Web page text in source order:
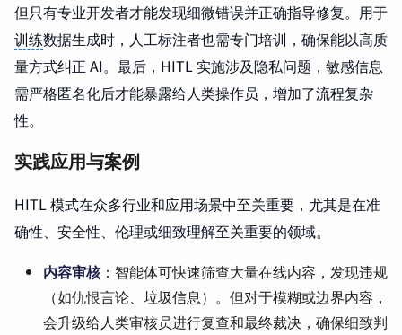
但只有专业开发者才能发现细微错误并正确指导修复。用于
训练数据生成时，人工标注者也需专门培训，确保能以高质
量方式纠正 AI。最后，HITL 实施涉及隐私问题，敏感信息
需严格匿名化后才能暴露给人类操作员，增加了流程复杂
性。
实践应用与案例
HITL 模式在众多行业和应用场景中至关重要，尤其是在准
确性、安全性、伦理或细致理解至关重要的领域。
内容审核：智能体可快速筛查大量在线内容，发现违规
（如仇恨言论、垃圾信息）。但对于模糊或边界内容，
会升级给人类审核员进行复查和最终裁决，确保细致判